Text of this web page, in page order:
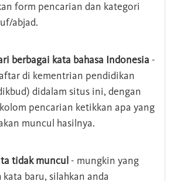
form pencarian dan kategori
abjad.
berbagai kata bahasa Indonesia -
di kementrian pendidikan
didalam situs ini, dengan
pencarian ketikkan apa yang
muncul hasilnya.
tidak muncul - mungkin yang
baru, silahkan anda